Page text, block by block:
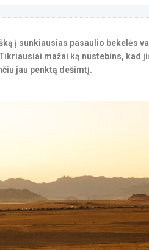
į sunkiausias pasaulio bekelės
mažai ką nustebins, kad
jau penktą dešimtį.